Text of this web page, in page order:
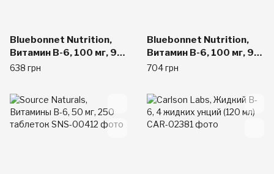
Bluebonnet Nutrition,
Витамин В-6, 100 мг, 90
вегетарианских капсул
638 грн
Bluebonnet Nutrition,
Витамин В-6, 100 мг, 90
вегетарианских капсул
704 грн